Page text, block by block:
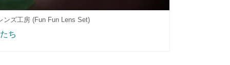
ンズ工房 (Fun Fun Lens Set)
ち